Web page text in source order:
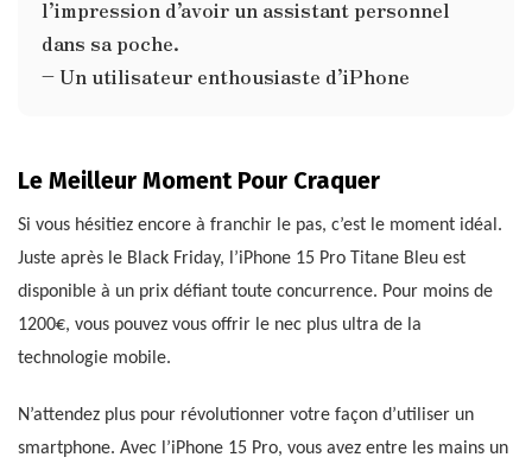
l’impression d’avoir un assistant personnel
dans sa poche.
– Un utilisateur enthousiaste d’iPhone
Le Meilleur Moment Pour Craquer
Si vous hésitiez encore à franchir le pas, c’est le moment idéal.
Juste après le Black Friday, l’iPhone 15 Pro Titane Bleu est
disponible à un prix défiant toute concurrence. Pour moins de
1200€, vous pouvez vous offrir le nec plus ultra de la
technologie mobile.
N’attendez plus pour révolutionner votre façon d’utiliser un
smartphone. Avec l’iPhone 15 Pro, vous avez entre les mains un